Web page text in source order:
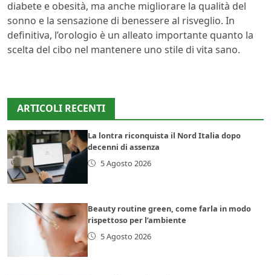
diabete e obesità, ma anche migliorare la qualità del
sonno e la sensazione di benessere al risveglio. In
definitiva, l’orologio è un alleato importante quanto la
scelta del cibo nel mantenere uno stile di vita sano.
ARTICOLI RECENTI
La lontra riconquista il Nord Italia dopo
decenni di assenza
5 Agosto 2026
Beauty routine green, come farla in modo
rispettoso per l’ambiente
5 Agosto 2026